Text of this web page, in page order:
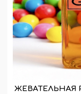
ЖЕВАТЕЛЬНАЯ